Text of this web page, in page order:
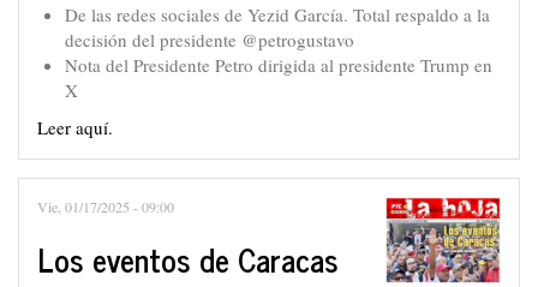
De las redes sociales de Yezid García. Total respaldo a la
decisión del presidente @petrogustavo
Nota del Presidente Petro dirigida al presidente Trump en
X
Leer aquí.
Vie, 01/17/2025 - 09:00
Los eventos de Caracas